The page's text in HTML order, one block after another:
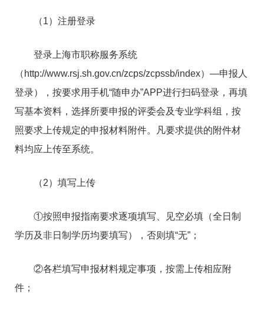
（1）注册登录
登录上海市职称服务系统
（http://www.rsj.sh.gov.cn/zcps/zcpssb/index）—申报人
登录），按要求用手机“随申办”APP进行扫码登录，再填
写基本资料，选择所要申报的评委会及专业学科组，按
照要求上传规定的申报材料附件。凡要求提供的附件材
料均应上传至系统。
（2）填写上传
①按照申报指南要求逐项填写、见空必填（全日制
学历及非日制学历均要填写），否则填“无”；
②各栏填写申报材料规定事项，按需上传相应附
件；